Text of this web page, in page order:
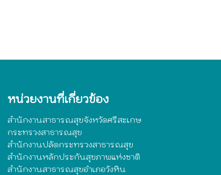
หน่วยงานที่เกี่ยวข้อง
สำนักงานสาธารณสุขจังหวัดศรีสะเกษ
กระทรวงสาธารณสุข
สำนักงานปลัดกระทรวงสาธารณสุข
สำนักงานหลักประกันสุขภาพแห่งชาติ
สำนักงานสาธารณสุขอำเภอวังหิน